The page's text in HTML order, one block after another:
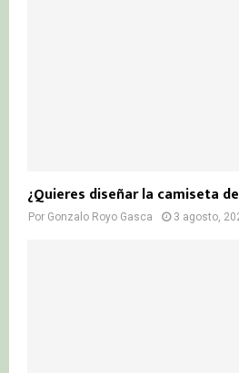
¿Quieres diseñar la camiseta
Por Gonzalo Royo Gasca 3 agosto,